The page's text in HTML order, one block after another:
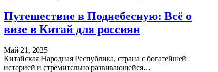
Путешествие в Поднебесную: Всё о
визе в Китай для россиян
Май 21, 2025
Китайская Народная Республика, страна с богатейшей
историей и стремительно развивающейся…